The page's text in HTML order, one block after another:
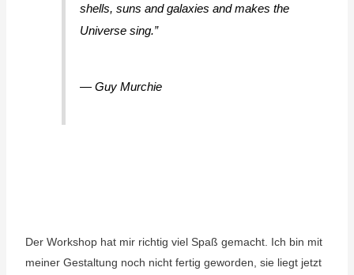
shells, suns and galaxies and makes the
Universe sing.”
―Guy Murchie
Der Workshop hat mir richtig viel Spaß gemacht. Ich bin mit
meiner Gestaltung noch nicht fertig geworden, sie liegt jetzt